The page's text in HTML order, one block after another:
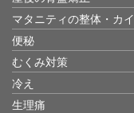
マタニティの整体・カ
便秘
むくみ対策
冷え
生理痛